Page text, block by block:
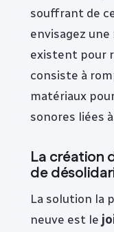
souffrant de
envisagez
existent pour
consiste à
matériaux
sonores liées à
La création
de
La solution la
neuve est le